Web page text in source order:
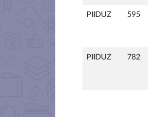
PIIDUZ 595
PIIDUZ 782